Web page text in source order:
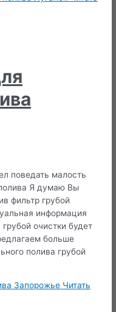
поведать малость
Я думаю Вы
фильтр грубой
информация
очистки будет
больше
полива грубой
Запорожье Читать